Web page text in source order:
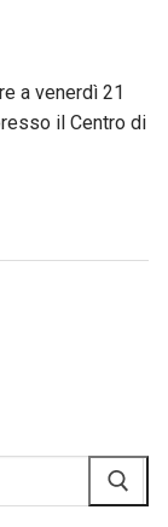
a venerdì 21
il Centro di